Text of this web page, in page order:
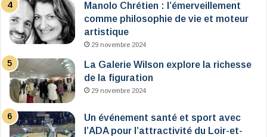
Manolo Chrétien : l’émerveillement
comme philosophie de vie et moteur
artistique
29 novembre 2024
La Galerie Wilson explore la richesse
de la figuration
29 novembre 2024
Un événement santé et sport avec
l’ADA pour l’attractivité du Loir-et-